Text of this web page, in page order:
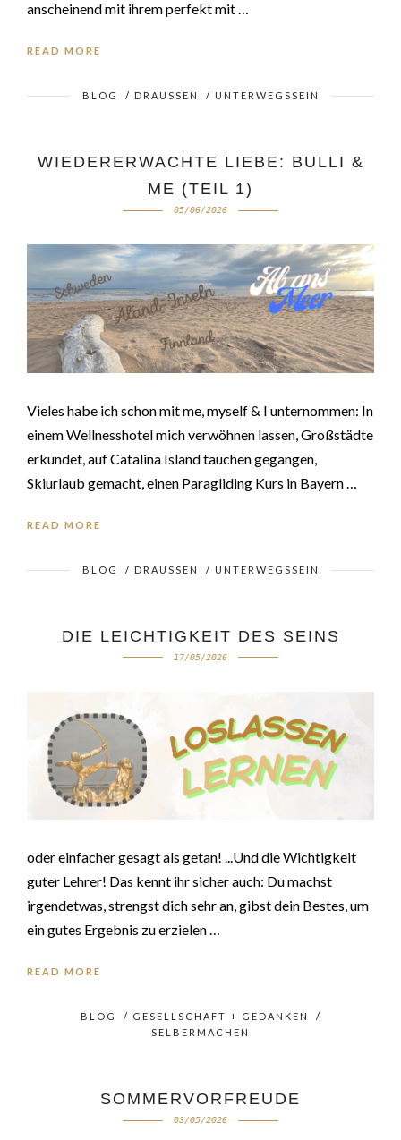
anscheinend mit ihrem perfekt mit …
READ MORE
BLOG / DRAUSSEN / UNTERWEGSSEIN
WIEDERERWACHTE LIEBE: BULLI &
ME (TEIL 1)
05/06/2026
Vieles habe ich schon mit me, myself & I unternommen: In
einem Wellnesshotel mich verwöhnen lassen, Großstädte
erkundet, auf Catalina Island tauchen gegangen,
Skiurlaub gemacht, einen Paragliding Kurs in Bayern …
READ MORE
BLOG / DRAUSSEN / UNTERWEGSSEIN
DIE LEICHTIGKEIT DES SEINS
17/05/2026
oder einfacher gesagt als getan! ...Und die Wichtigkeit
guter Lehrer! Das kennt ihr sicher auch: Du machst
irgendetwas, strengst dich sehr an, gibst dein Bestes, um
ein gutes Ergebnis zu erzielen …
READ MORE
BLOG / GESELLSCHAFT + GEDANKEN
/
SELBERMACHEN
SOMMERVORFREUDE
03/05/2026